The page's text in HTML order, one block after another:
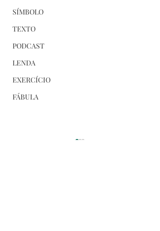
SÍMBOLO
TEXTO
PODCAST
LENDA
EXERCÍCIO
FÁBULA